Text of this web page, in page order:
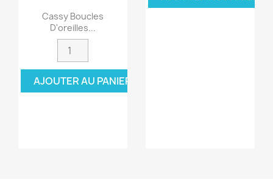
Cassy Boucles
D'oreilles...
AJOUTER AU PANIER